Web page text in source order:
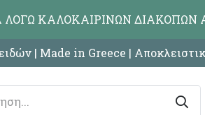
| Made in Greece |
ΛΟΓΩ ΚΑΛΟΚΑΙΡΙΝΩΝ ΔΙΑΚΟΠΩΝ